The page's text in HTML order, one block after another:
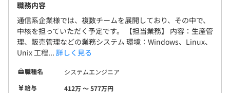
職務内容
通信系企業様では、複数チームを展開しており、その中で、
中核を担っていただく予定です。 【担当業務】 内容：生産管
理、販売管理などの業務システム 環境：Windows、Linux、
Unix 工程... 詳しく見る
職種名
システムエンジニア
給与
412万 〜 577万円